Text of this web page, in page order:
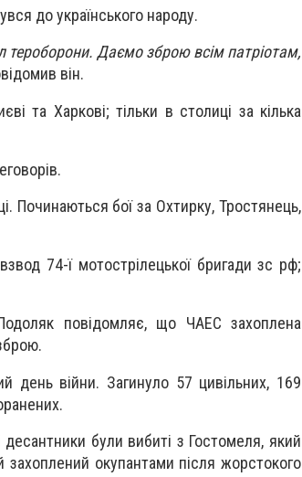
до українського народу.
тероборони. Даємо зброю всім патріотам,
він.
та Харкові; тільки в столиці за кілька
Починаються бої за Охтирку, Тростянець,
74-ї мотострілецької бригади зс рф;
повідомляє, що ЧАЕС захоплена
день війни. Загинуло 57 цивільних, 169
були вибиті з Гостомеля, який
окупантами після жорстокого